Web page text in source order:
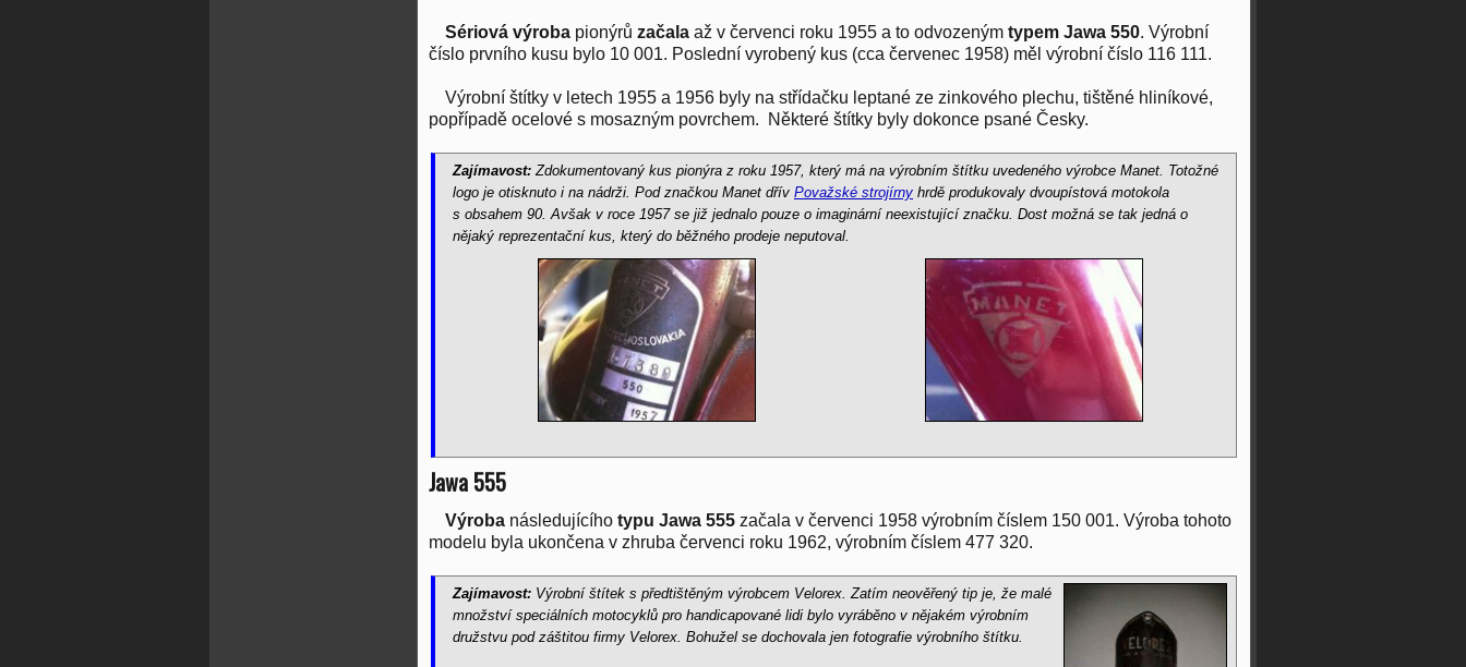
Sériová výroba pionýrů začala až v červenci roku 1955 a to odvozeným typem Jawa 550. Výrobní
číslo prvního kusu bylo 10 001. Poslední vyrobený kus (cca červenec 1958) měl výrobní číslo 116 111.
Výrobní štítky v letech 1955 a 1956 byly na střídačku leptané ze zinkového plechu, tištěné hliníkové,
popřípadě ocelové s mosazným povrchem. Některé štítky byly dokonce psané Česky.
Zajímavost: Zdokumentovaný kus pionýra z roku 1957, který má na výrobním štítku uvedeného výrobce Manet. Totožné
logo je otisknuto i na nádrži. Pod značkou Manet dřív Považské strojírny hrdě produkovaly dvoupístová motokola
s obsahem 90. Avšak v roce 1957 se již jednalo pouze o imaginární neexistující značku. Dost možná se tak jedná o
nějaký reprezentační kus, který do běžného prodeje neputoval.
Jawa 555
Výroba následujícího typu Jawa 555 začala v červenci 1958 výrobním číslem 150 001. Výroba tohoto
modelu byla ukončena v zhruba červenci roku 1962, výrobním číslem 477 320.
Zajímavost: Výrobní štítek s předtištěným výrobcem Velorex. Zatím neověřený tip je, že malé
množství speciálních motocyklů pro handicapované lidi bylo vyráběno v nějakém výrobním
družstvu pod záštitou firmy Velorex. Bohužel se dochovala jen fotografie výrobního štítku.